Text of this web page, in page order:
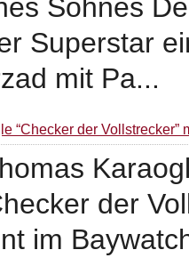
Sohnes
Superstar
mit Pa...
“Checker der Vollstrecker”
der
im